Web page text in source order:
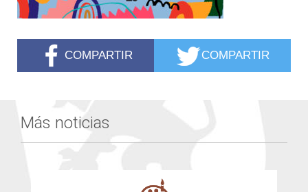
COMPARTIR COMPARTIR
Más noticias